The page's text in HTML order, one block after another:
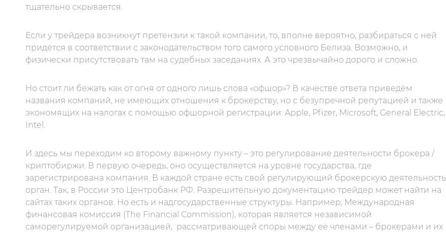
тщательно скрывается.
Если у трейдера возникнут претензии к такой компании, то, вполне вероятно, разбираться с ней
придётся в соответствии с законодательством того самого условного Белиза. Возможно, и
физически присутствовать там на судебных заседаниях. А это чрезвычайно дорого и сложно.
Но стоит ли бежать как от огня от одного лишь слова «офшор»? В качестве ответа приведём
названия компаний, не имеющих отношения к брокерству, но c безупречной репутацией и также
экономящих на налогах с помощью офшорной регистрации: Apple, Pfizer, Microsoft, General Electric,
Intel.
И здесь мы переходим ко второму важному пункту – это регулирование деятельности брокера /
криптобиржи. В первую очередь, оно осуществляется на уровне государства, где
зарегистрирована компания. В каждой стране есть свой регулирующий брокерскую деятельность
орган. Так, в России это Центробанк РФ. Разрешительную документацию трейдер может найти на
сайтах таких органов. Но есть и надгосударственные структуры. Например, Международная
финансовая комиссия (The Financial Commission), которая является независимой
саморегулируемой организацией, рассматривающей споры между её членами – брокерами и их